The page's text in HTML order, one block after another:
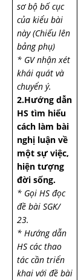
sơ bộ bố cục
của kiểu bài
này (Chiếu lên
bảng phụ)
* GV nhận xét
khái quát và
chuyển ý.
2.Hư­­ớng dẫn
HS tìm hiểu
cách làm bài
nghị luận về
một sự việc,
hiện tượng
đời sống.
* Gọi HS đọc
đề bài SGK/
23.
* Hướng dẫn
HS các thao
tác cần triển
khai với đề bài